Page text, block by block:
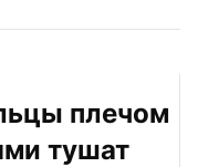
плечом
тушат